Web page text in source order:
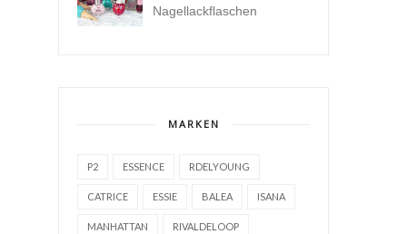
Nagellackflaschen
MARKEN
P2 ESSENCE RDELYOUNG
CATRICE ESSIE BALEA ISANA
MANHATTAN RIVALDELOOP